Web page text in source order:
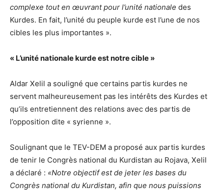
complexe tout en œuvrant pour l’unité nationale des
Kurdes. En fait, l’unité du peuple kurde est l’une de nos
cibles les plus importantes ».
« L’unité nationale kurde est notre cible »
Aldar Xelil a souligné que certains partis kurdes ne
servent malheureusement pas les intérêts des Kurdes et
qu’ils entretiennent des relations avec des partis de
l’opposition dite « syrienne ».
Soulignant que le TEV-DEM a proposé aux partis kurdes
de tenir le Congrès national du Kurdistan au Rojava, Xelil
a déclaré : «Notre objectif est de jeter les bases du
Congrès national du Kurdistan, afin que nous puissions